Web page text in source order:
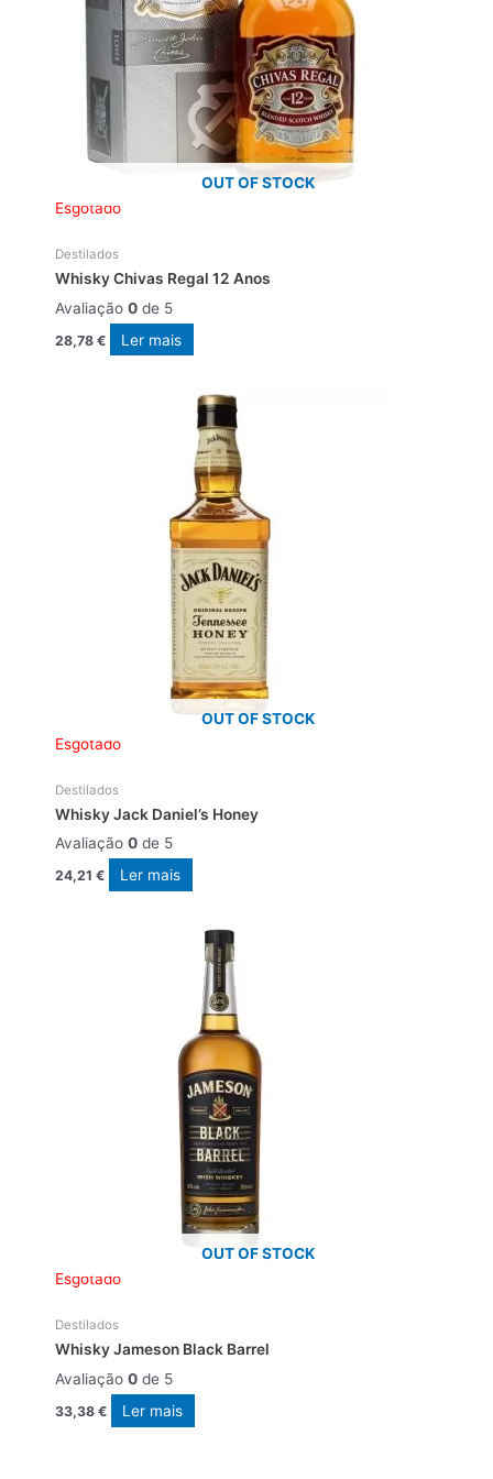
OUT OF STOCK
Esgotado
Destilados
Whisky Chivas Regal 12 Anos
Avaliação 0 de 5
28,78 € Ler mais
OUT OF STOCK
Esgotado
Destilados
Whisky Jack Daniel’s Honey
Avaliação 0 de 5
24,21 € Ler mais
OUT OF STOCK
Esgotado
Destilados
Whisky Jameson Black Barrel
Avaliação 0 de 5
33,38 € Ler mais